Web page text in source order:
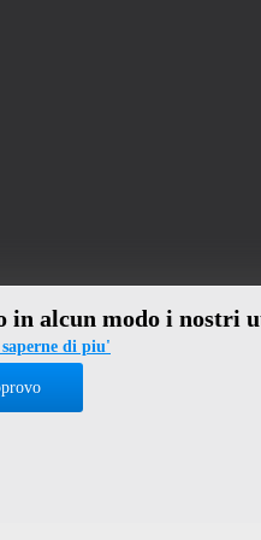
in alcun modo i
di piu'